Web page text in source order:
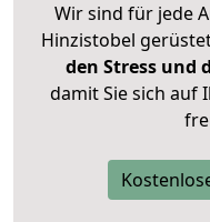
Wir sind für jede
Hinzistobel
den Stress und
damit Sie sich auf